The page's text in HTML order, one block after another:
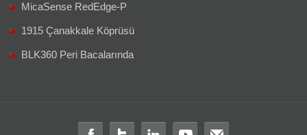
MicaSense RedEdge-P
1915 Çanakkale Köprüsü
BLK360 Peri Bacalarında